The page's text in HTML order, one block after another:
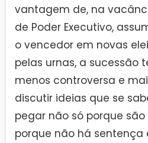
vantagem de, na
de Poder Executivo,
o vencedor em novas
pelas urnas, a sucessão
menos controversa e
discutir ideias que se
pegar não só porque
porque não há sentença